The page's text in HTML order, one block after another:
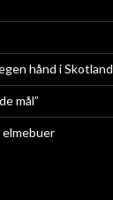
hånd i Skotland
mål”
elmebuer